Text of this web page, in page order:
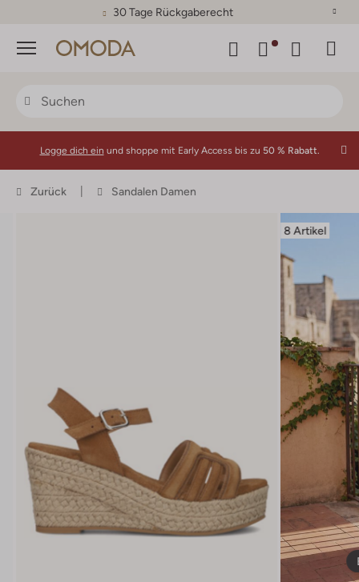
30 Tage Rückgaberecht
Menü
Logge dich ein und shoppe mit Early Access bis zu 50 % Rabatt.
Zurück Sandalen Damen
8 Artikel